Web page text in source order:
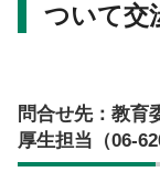
ついて交
問合せ先：教
厚生担当（06-